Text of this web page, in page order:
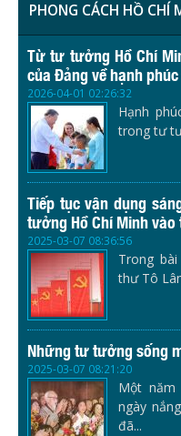
PHONG CÁCH HỒ CHÍ
Từ tư tưởng Hồ Chí
của Đảng về hạnh
2026-04-01 02:26:32
Hạnh
trong tư
Tiếp tục vận dụng
tưởng Hồ Chí Minh
2025-03-07 08:36:56
Trong
thư Tô
Những tư tưởng sống
2025-03-07 08:21:20
Một
ngày
đã...